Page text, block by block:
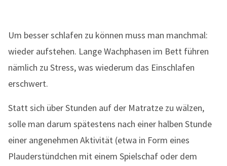
Um besser schlafen zu können muss man manchmal:
wieder aufstehen. Lange Wachphasen im Bett führen
nämlich zu Stress, was wiederum das Einschlafen
erschwert.
Statt sich über Stunden auf der Matratze zu wälzen,
solle man darum spätestens nach einer halben Stunde
einer angenehmen Aktivität (etwa in Form eines
Plauderstündchen mit einem Spielschaf oder dem